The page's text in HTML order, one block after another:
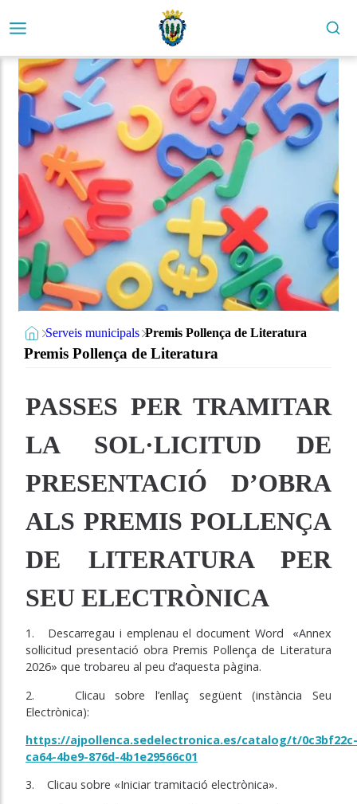
Serveis municipals Premis Pollença de Literatura
Premis Pollença de Literatura
PASSES PER TRAMITAR
LA SOL·LICITUD DE
PRESENTACIÓ D’OBRA
ALS PREMIS POLLENÇA
DE LITERATURA PER
SEU ELECTRÒNICA
1. Descarregau i emplenau el document Word «Annex
sol·licitud presentació obra Premis Pollença de Literatura
2026» que trobareu al peu d’aquesta pàgina.
2. Clicau sobre l’enllaç següent (instància Seu
Electrònica):
https://ajpollenca.sedelectronica.es/catalog/t/0c3bf22c-
ca64-4be9-876d-4b1e29566c01
3. Clicau sobre «Iniciar tramitació electrònica».